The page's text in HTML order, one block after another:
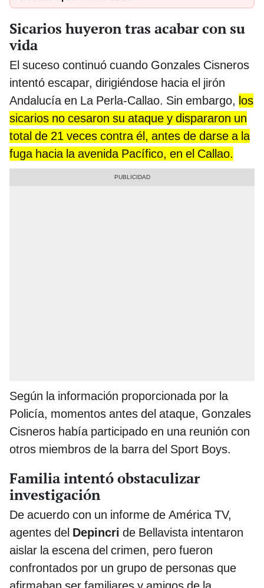
Sicarios huyeron tras acabar con su
vida
El suceso continuó cuando Gonzales Cisneros
intentó escapar, dirigiéndose hacia el jirón
Andalucía en La Perla-Callao. Sin embargo, los
sicarios no cesaron su ataque y dispararon un
total de 21 veces contra él, antes de darse a la
fuga hacia la avenida Pacífico, en el Callao.
Según la información proporcionada por la
Policía, momentos antes del ataque, Gonzales
Cisneros había participado en una reunión con
otros miembros de la barra del Sport Boys.
Familia intentó obstaculizar
investigación
De acuerdo con un informe de América TV,
agentes del Depincri de Bellavista intentaron
aislar la escena del crimen, pero fueron
confrontados por un grupo de personas que